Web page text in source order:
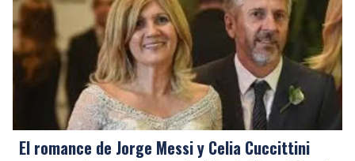
El romance de Jorge Messi y Celia Cuccittini